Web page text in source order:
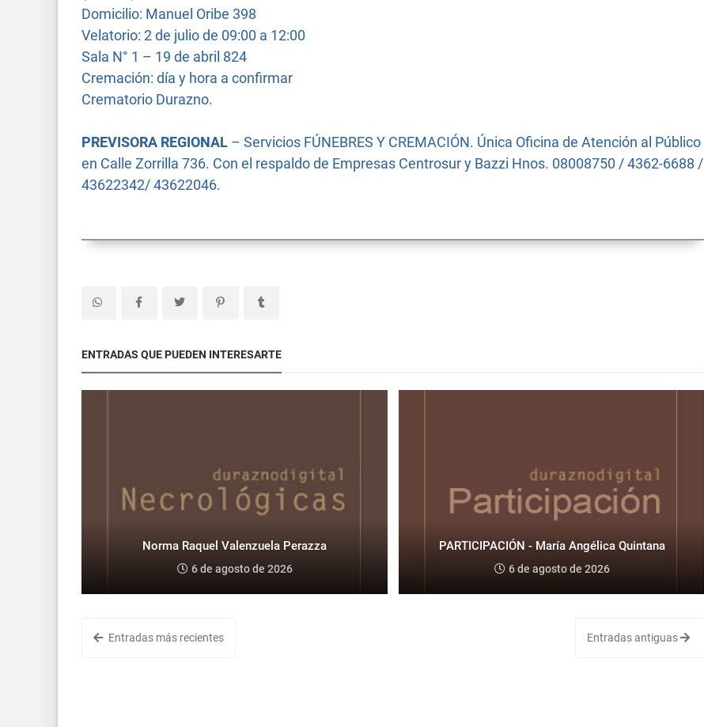
Domicilio: Manuel Oribe 398
Velatorio: 2 de julio de 09:00 a 12:00
Sala N° 1 – 19 de abril 824
Cremación: día y hora a confirmar
Crematorio Durazno.
PREVISORA REGIONAL – Servicios FÚNEBRES Y CREMACIÓN. Única Oficina de Atención al Público
en Calle Zorrilla 736. Con el respaldo de Empresas Centrosur y Bazzi Hnos. 08008750 / 4362-6688 /
43622342/ 43622046.
ENTRADAS QUE PUEDEN INTERESARTE
Norma Raquel Valenzuela Perazza
6 de agosto de 2026
PARTICIPACIÓN - María Angélica Quintana
6 de agosto de 2026
Entradas más recientes Entradas antiguas